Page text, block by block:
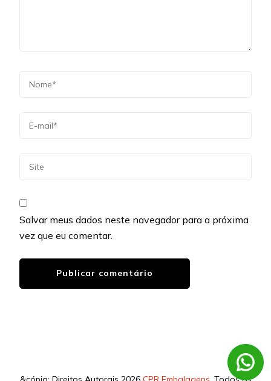
Salvar meus dados neste navegador para a próxima
vez que eu comentar.